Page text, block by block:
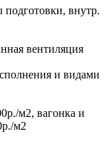
внутр.
вентиляция
и видами
м2, вагонка и
м2